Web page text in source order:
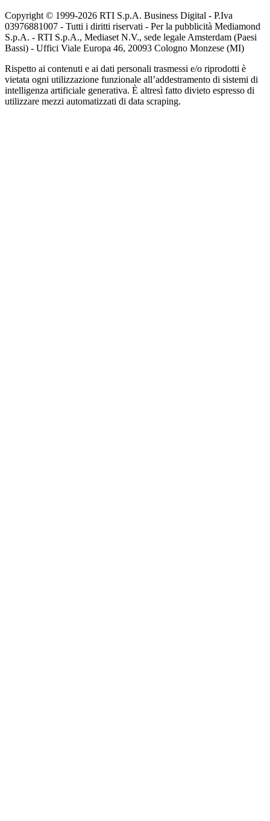
Copyright © 1999-2026 RTI S.p.A. Business Digital - P.Iva
03976881007 - Tutti i diritti riservati - Per la pubblicità Mediamond
S.p.A. - RTI S.p.A., Mediaset N.V., sede legale Amsterdam (Paesi
Bassi) - Uffici Viale Europa 46, 20093 Cologno Monzese (MI)
Rispetto ai contenuti e ai dati personali trasmessi e/o riprodotti è
vietata ogni utilizzazione funzionale all’addestramento di sistemi di
intelligenza artificiale generativa. È altresì fatto divieto espresso di
utilizzare mezzi automatizzati di data scraping.